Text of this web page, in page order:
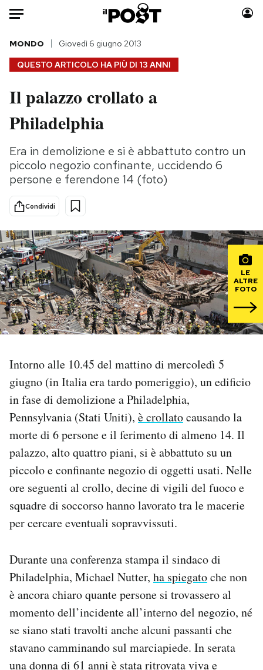
Auto
HOME
Italia
Politica
Tecnologia
Internet
Scienza
Cultura
Economia
Sport
Moda
Storie/Idee
Ok Boomer!
Media
Mondiali calcio 2026
PODCAST
NEWSLETTER
I MIEI PREFERITI
SHOP
CALENDARIO
Area Personale
Newsletter
Hai bisogno di aiuto?
Esci
QUESTO ARTICOLO HA PIÙ DI 13 ANNI
MONDO Giovedì 6 giugno 2013
Il palazzo crollato a
Philadelphia
Era in demolizione e si è abbattuto contro un
piccolo negozio confinante, uccidendo 6
persone e ferendone 14 (foto)
Condividi
LE
ALTRE
FOTO
Intorno alle 10.45 del mattino di mercoledì 5
giugno (in Italia era tardo pomeriggio), un edificio
in fase di demolizione a Philadelphia,
Pennsylvania (Stati Uniti), è crollatocausando la
morte di 6 persone e il ferimento di almeno 14. Il
palazzo, alto quattro piani, si è abbattuto su un
piccolo e confinante negozio di oggetti usati. Nelle
ore seguenti al crollo, decine di vigili del fuoco e
squadre di soccorso hanno lavorato tra le macerie
per cercare eventuali sopravvissuti.
Durante una conferenza stampa il sindaco di
Philadelphia, Michael Nutter, ha spiegatoche non
è ancora chiaro quante persone si trovassero al
momento dell’incidente all’interno del negozio, né
se siano stati travolti anche alcuni passanti che
stavano camminando sul marciapiede. In serata
una donna di 61 anni è stata ritrovata viva e